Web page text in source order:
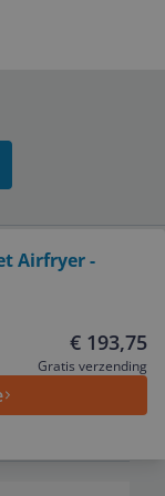
Airfryer -
€ 193,75
Gratis verzending